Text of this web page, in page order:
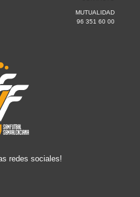
MUTUALIDAD
96 351 60 00
redes sociales!